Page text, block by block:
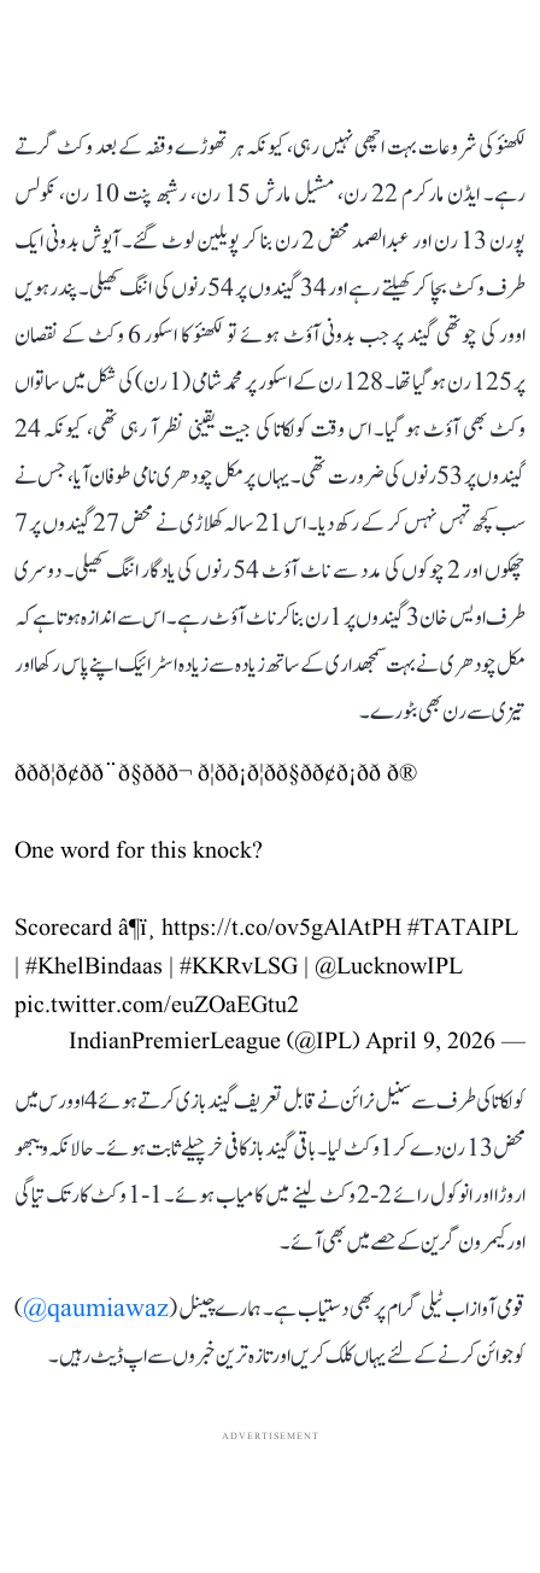
لکھنؤ کی شروعات بہت اچھی نہیں رہی، کیونکہ ہر تھوڑے وقفہ کے بعد وکٹ گرتے
رہے۔ ایڈن مارکرم 22 رن، مشیل مارش 15 رن، رشبھ پنت 10 رن، نکولس
پورن 13 رن اور عبدالصمد محض 2 رن بنا کر پویلین لوٹ گئے۔ آیوش بدونی ایک
طرف وکٹ بچا کر کھیلتے رہے اور 34 گیندوں پر 54 رنوں کی اننگ کھیلی۔ پندرہویں
اوور کی چوتھی گیند پر جب بدونی آؤٹ ہوئے تو لکھنؤ کا اسکور 6 وکٹ کے نقصان
پر 125 رن ہو گیا تھا۔ 128 رن کے اسکور پر محمد شامی (1 رن) کی شکل میں ساتواں
وکٹ بھی آؤٹ ہو گیا۔ اس وقت کولکاتا کی جیت یقینی نظر آ رہی تھی، کیونکہ 24
گیندوں پر 53 رنوں کی ضرورت تھی۔ یہاں پر مکل چودھری نامی طوفان آیا، جس نے
سب کچھ تہس نہس کر کے رکھ دیا۔ اس 21 سالہ کھلاڑی نے محض 27 گیندوں پر 7
چھکوں اور 2 چوکوں کی مدد سے ناٹ آؤٹ 54 رنوں کی یادگار اننگ کھیلی۔ دوسری
طرف اویس خان 3 گیندوں پر 1 رن بنا کر ناٹ آؤٹ رہے۔ اس سے اندازہ ہوتا ہے کہ
مکل چودھری نے بہت سمجھداری کے ساتھ زیادہ سے زیادہ اسٹرائیک اپنے پاس رکھا اور
تیزی سے رن بھی بٹورے۔
ððð¦ð¢ðð¨ð§ððð¬ ð¦ðð¡ð¦ðð§ðð¢ð¡ðð ð®
One word for this knock?
Scorecard â¶ï¸ https://t.co/ov5gAlAtPH#TATAIPL
| #KhelBindaas | #KKRvLSG | @LucknowIPL
pic.twitter.com/euZOaEGtu2
— IndianPremierLeague (@IPL)
April 9, 2026
کولکاتا کی طرف سے سنیل نرائن نے قابل تعریف گیندبازی کرتے ہوئے 4 اوورس میں
محض 13 رن دے کر 1 وکٹ لیا۔ باقی گیندباز کافی خرچیلے ثابت ہوئے۔ حالانکہ ویبھو
اروڑا اور انوکول رائے 2-2 وکٹ لینے میں کامیاب ہوئے۔ 1-1 وکٹ کارتک تیاگی
اور کیمرون گرین کے حصے میں بھی آئے۔
قومی آواز اب ٹیلی گرام پر بھی دستیاب ہے۔ ہمارے چینل (qaumiawaz@
)
کو جوائن کرنے کے لئے یہاں کلک کریں اور تازہ ترین خبروں سے اپ ڈیٹ رہیں۔
ADVERTISEMENT